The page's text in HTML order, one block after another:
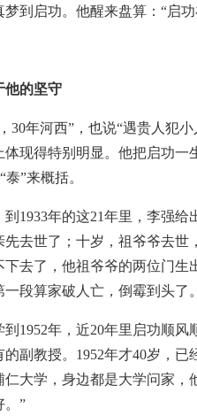
启功。他醒来盘算：“启功
他的坚守
年河西”，也说“遇贵人犯小
现得特别明显。他把启功一
泰”来概括。
年的这21年里，李强给
先去世了；十岁，祖爷爷去
去了，他祖爷爷的两位门生
段算家破人亡，倒霉到头了。
年，近20年里启功顺风
副教授。1952年才40岁，
大学，身边都是大学问家
。”